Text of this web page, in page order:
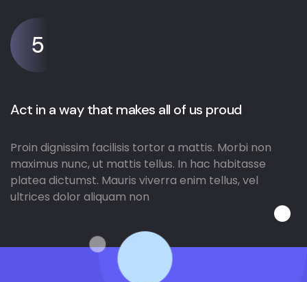
5
Act in a way that makes all of us proud
Proin dignissim facilisis tortor a mattis. Morbi non
maximus nunc, ut mattis tellus. In hac habitasse
platea dictumst. Mauris viverra enim tellus, vel
ultrices dolor aliquam non